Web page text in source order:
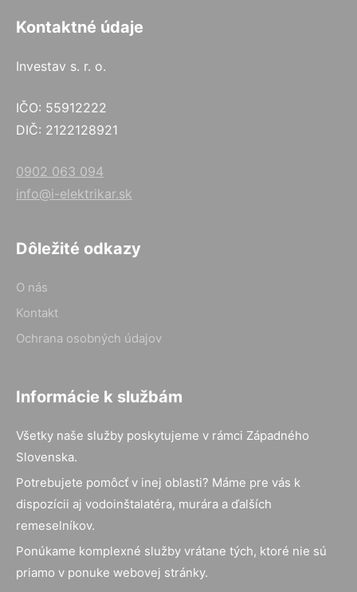
Kontaktné údaje
Investav s. r. o.
IČO: 55912222
DIČ: 2122128921
0902 063 094
info@i-elektrikar.sk
Dôležité odkazy
O nás
Kontakt
Ochrana osobných údajov
Informácie k službám
Všetky naše služby poskytujeme v rámci Západného
Slovenska.
Potrebujete pomôcť v inej oblasti? Máme pre vás k
dispozícii aj vodoinštalatéra, murára a ďalších
remeselníkov.
Ponúkame komplexné služby vrátane tých, ktoré nie sú
priamo v ponuke webovej stránky.